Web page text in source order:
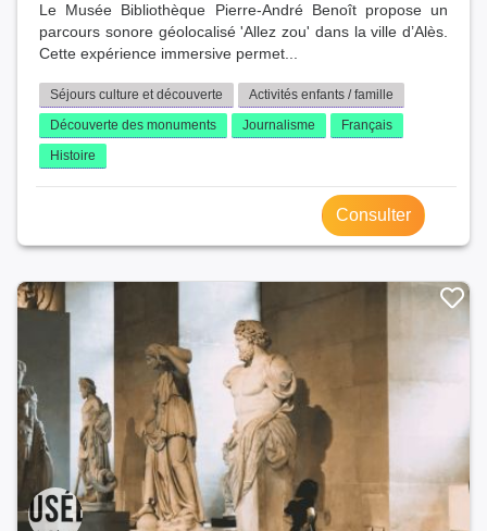
Le Musée Bibliothèque Pierre-André Benoît propose un
parcours sonore géolocalisé 'Allez zou' dans la ville d’Alès.
Cette expérience immersive permet...
Séjours culture et découverte
Activités enfants / famille
Découverte des monuments
Journalisme
Français
Histoire
Consulter